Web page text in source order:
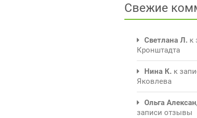
Свежие
Светлана Л. к
Кронштадта
Нина К. к
Яковлева
Ольга
записи отзывы